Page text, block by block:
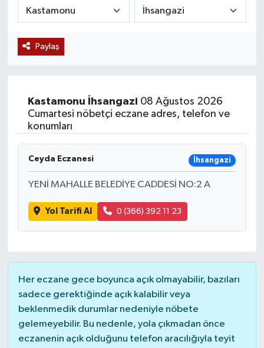
Paylaş
Kastamonu İhsangazi 08 Ağustos 2026
Cumartesi nöbetçi eczane adres, telefon ve
konumları
Ceyda Eczanesi İhsangazi
YENİ MAHALLE BELEDİYE CADDESİ NO:2 A
Yol Tarifi Al 0 (366) 392 11 23
Her eczane gece boyunca açık olmayabilir, bazıları
sadece gerektiğinde açık kalabilir veya
beklenmedik durumlar nedeniyle nöbete
gelemeyebilir. Bu nedenle, yola çıkmadan önce
eczanenin açık olduğunu telefon aracılığıyla teyit
Siyaset
Teknoloji
Muş
Hasköy
Korkut
Bulanık
Malazgirt
Varto